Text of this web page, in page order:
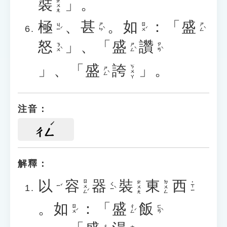
裝 ㄓㄨㄤ
」。
極 ㄐㄧˊ 、 甚 ㄕㄣˋ 。 如 ㄖㄨˊ ：「 盛 ㄕㄥˋ
怒 ㄋㄨˋ 」、「 盛 ㄕㄥˋ 讚 ㄗㄢˋ
」、「 盛 ㄕㄥˋ 誇 ㄎㄨㄚ 」。
注音：
ㄔㄥ
解釋：
以 ㄧˇ 容 ㄖㄨㄥˊ 器 ㄑㄧˋ 裝 ㄓㄨㄤ 東 ㄉㄨㄥ 西 ˙ㄒㄧ
。 如 ㄖㄨˊ ：「 盛 ㄔㄥˊ 飯 ㄈㄢˋ